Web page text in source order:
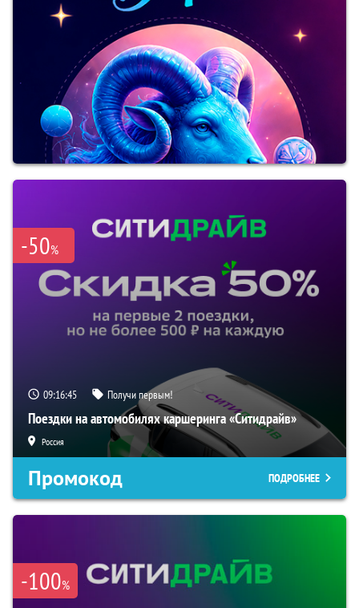
-50%
09:16:44 Получи первым!
Поездки на автомобилях каршеринга «Ситидрайв»
Россия
Промокод ПОДРОБНЕЕ
-100%